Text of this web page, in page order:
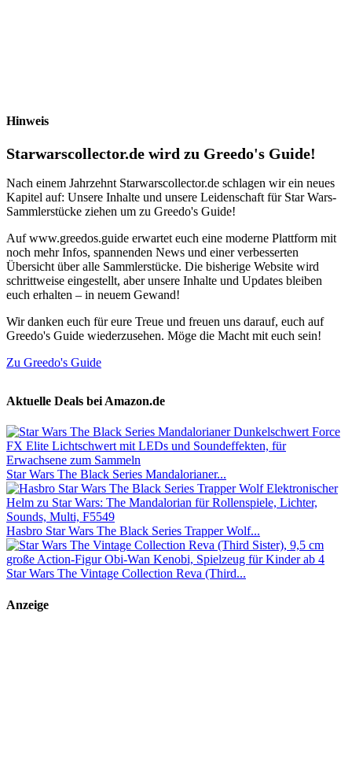
Hinweis
Starwarscollector.de wird zu Greedo's Guide!
Nach einem Jahrzehnt Starwarscollector.de schlagen wir ein neues
Kapitel auf: Unsere Inhalte und unsere Leidenschaft für Star Wars-
Sammlerstücke ziehen um zu Greedo's Guide!
Auf www.greedos.guide erwartet euch eine moderne Plattform mit
noch mehr Infos, spannenden News und einer verbesserten
Übersicht über alle Sammlerstücke. Die bisherige Website wird
schrittweise eingestellt, aber unsere Inhalte und Updates bleiben
euch erhalten – in neuem Gewand!
Wir danken euch für eure Treue und freuen uns darauf, euch auf
Greedo's Guide wiederzusehen. Möge die Macht mit euch sein!
Zu Greedo's Guide
Aktuelle Deals bei Amazon.de
Star Wars The Black Series Mandalorianer...
Hasbro Star Wars The Black Series Trapper Wolf...
Star Wars The Vintage Collection Reva (Third...
Anzeige